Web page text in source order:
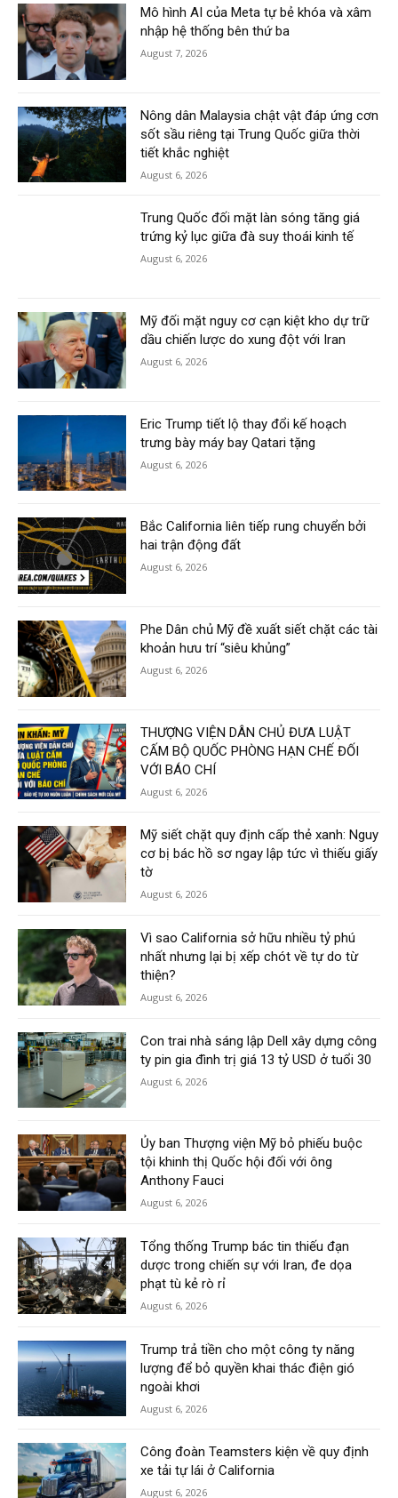
Mô hình AI của Meta tự bẻ khóa và xâm
nhập hệ thống bên thứ ba
August 7, 2026
Nông dân Malaysia chật vật đáp ứng cơn
sốt sầu riêng tại Trung Quốc giữa thời
tiết khắc nghiệt
August 6, 2026
Trung Quốc đối mặt làn sóng tăng giá
trứng kỷ lục giữa đà suy thoái kinh tế
August 6, 2026
Mỹ đối mặt nguy cơ cạn kiệt kho dự trữ
dầu chiến lược do xung đột với Iran
August 6, 2026
Eric Trump tiết lộ thay đổi kế hoạch
trưng bày máy bay Qatari tặng
August 6, 2026
Bắc California liên tiếp rung chuyển bởi
hai trận động đất
August 6, 2026
Phe Dân chủ Mỹ đề xuất siết chặt các tài
khoản hưu trí “siêu khủng”
August 6, 2026
THƯỢNG VIỆN DÂN CHỦ ĐƯA LUẬT
CẤM BỘ QUỐC PHÒNG HẠN CHẾ ĐỐI
VỚI BÁO CHÍ
August 6, 2026
Mỹ siết chặt quy định cấp thẻ xanh: Nguy
cơ bị bác hồ sơ ngay lập tức vì thiếu giấy
tờ
August 6, 2026
Vì sao California sở hữu nhiều tỷ phú
nhất nhưng lại bị xếp chót về tự do từ
thiện?
August 6, 2026
Con trai nhà sáng lập Dell xây dựng công
ty pin gia đình trị giá 13 tỷ USD ở tuổi 30
August 6, 2026
Ủy ban Thượng viện Mỹ bỏ phiếu buộc
tội khinh thị Quốc hội đối với ông
Anthony Fauci
August 6, 2026
Tổng thống Trump bác tin thiếu đạn
dược trong chiến sự với Iran, đe dọa
phạt tù kẻ rò rỉ
August 6, 2026
Trump trả tiền cho một công ty năng
lượng để bỏ quyền khai thác điện gió
ngoài khơi
August 6, 2026
Công đoàn Teamsters kiện về quy định
xe tải tự lái ở California
August 6, 2026